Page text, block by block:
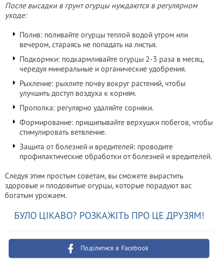
После высадки в грунт огурцы нуждаются в регулярном
уходе:
Полив: поливайте огурцы теплой водой утром или
вечером, стараясь не попадать на листья.
Подкормки: подкармливайте огурцы 2-3 раза в месяц,
чередуя минеральные и органические удобрения.
Рыхление: рыхлите почву вокруг растений, чтобы
улучшить доступ воздуха к корням.
Прополка: регулярно удаляйте сорняки.
Формирование: прищипывайте верхушки побегов, чтобы
стимулировать ветвление.
Защита от болезней и вредителей: проводите
профилактические обработки от болезней и вредителей.
Следуя этим простым советам, вы сможете вырастить
здоровые и плодовитые огурцы, которые порадуют вас
богатым урожаем.
БУЛО ЦІКАВО? РОЗКАЖІТЬ ПРО ЦЕ ДРУЗЯМ!
Поділитися в Facebook